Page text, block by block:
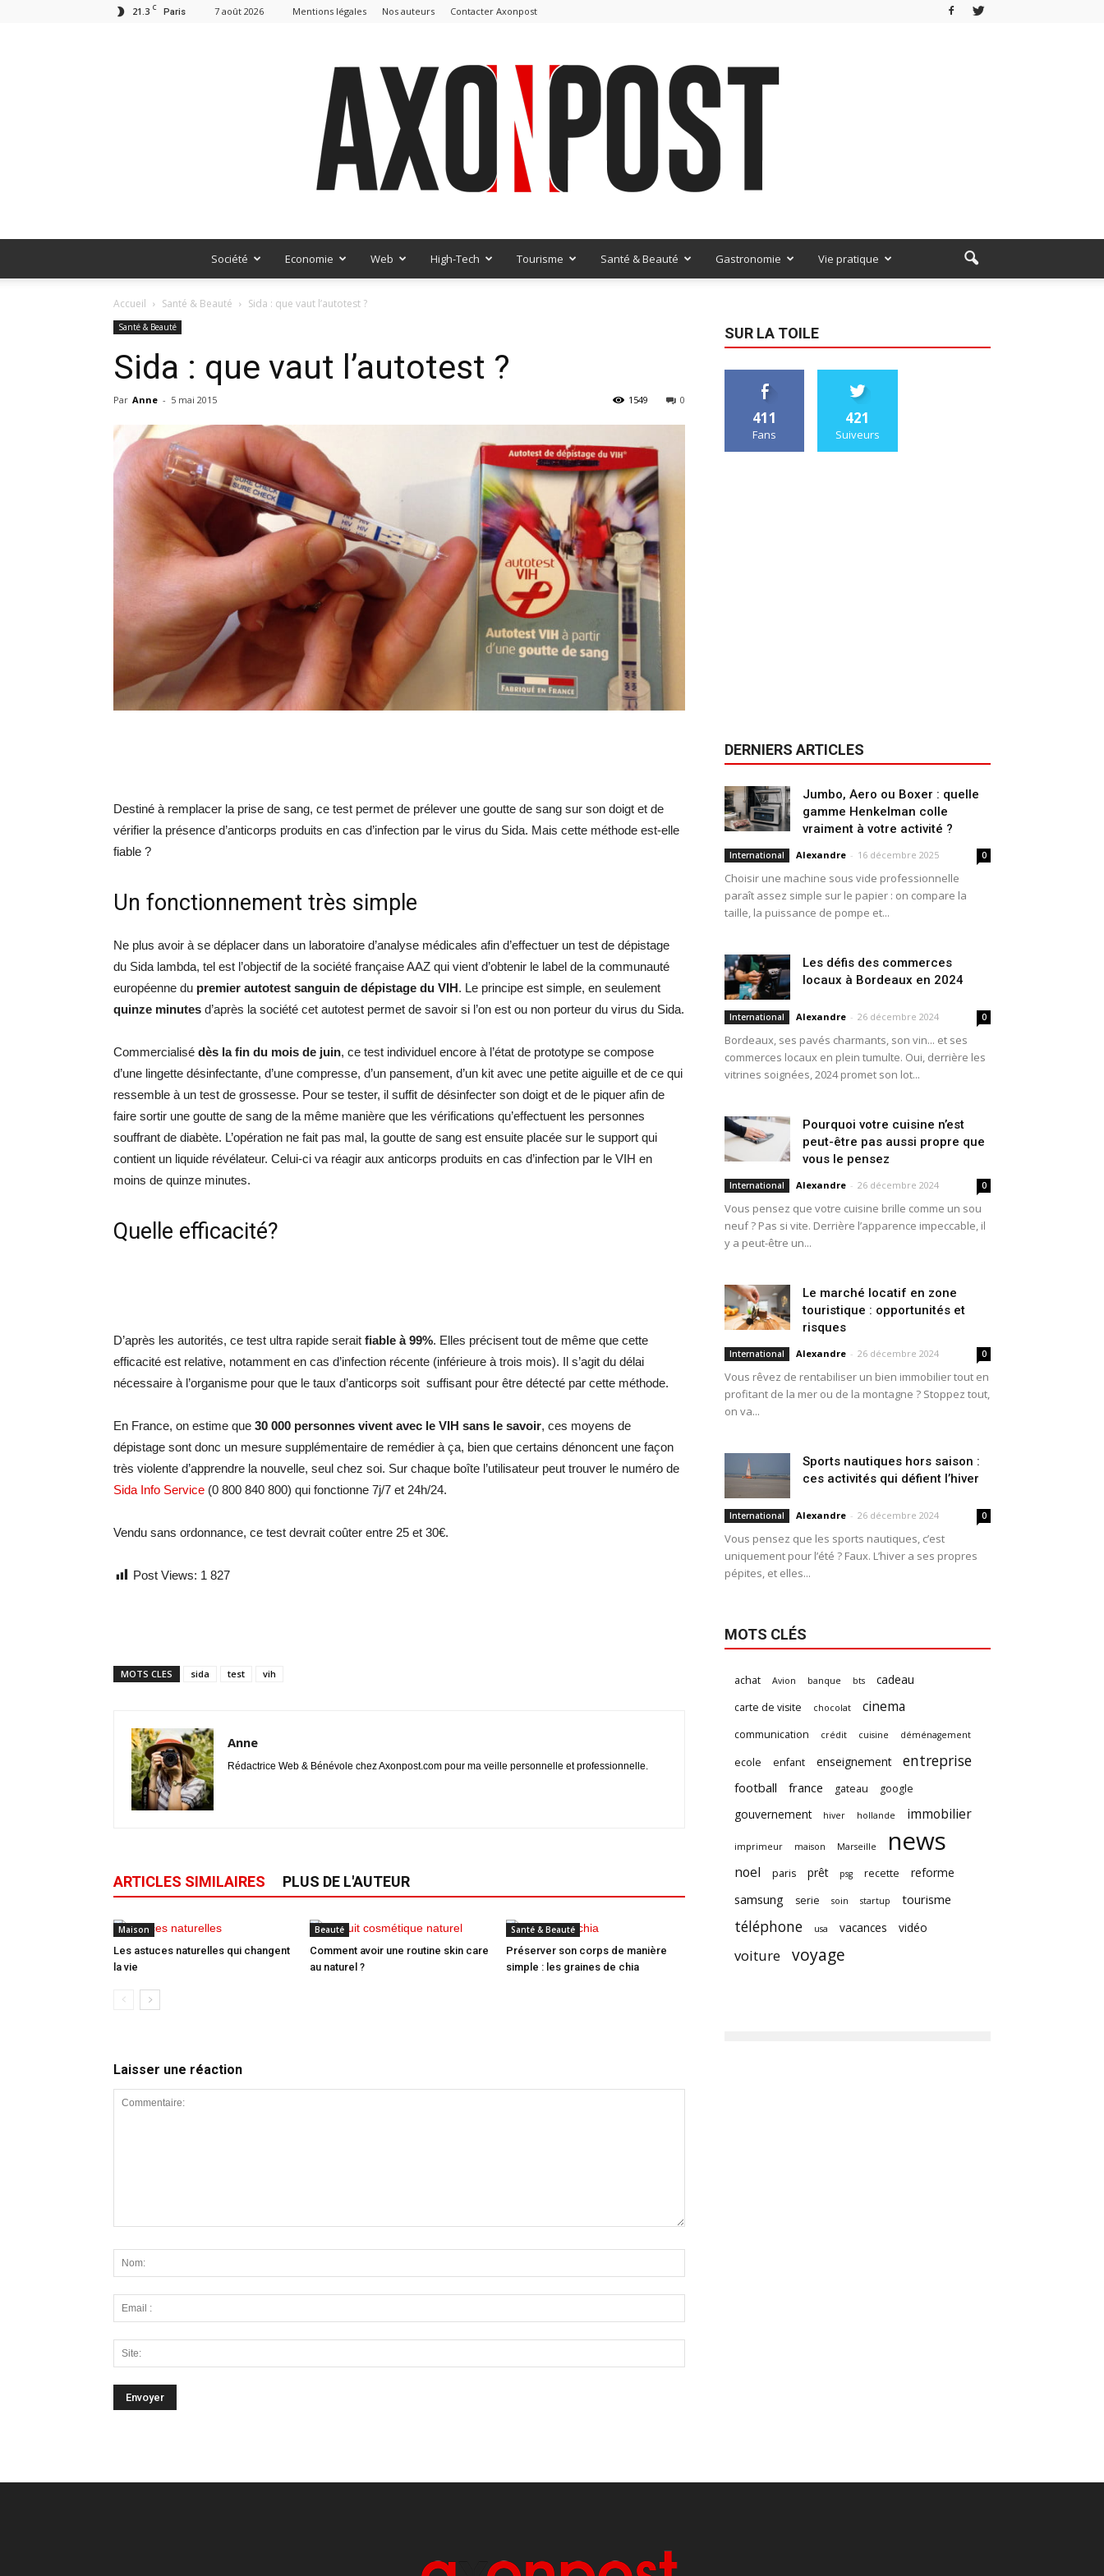
21.3 C Paris 7 août 2026 Mentions légales Nos auteurs Contacter Axonpost
Société Economie Web High-Tech Tourisme Santé & Beauté Gastronomie Vie pratique
Accueil Santé & Beauté Sida : que vaut l’autotest ?
Santé & Beauté
Sida : que vaut l’autotest ?
Par Anne - 5 mai 2015 0
1549
Destiné à remplacer la prise de sang, ce test permet de prélever une goutte de sang sur son doigt et de
vérifier la présence d’anticorps produits en cas d’infection par le virus du Sida. Mais cette méthode est-elle
fiable ?
Un fonctionnement très simple
Ne plus avoir à se déplacer dans un laboratoire d’analyse médicales afin d’effectuer un test de dépistage
du Sida lambda, tel est l’objectif de la société française AAZ qui vient d’obtenir le label de la communauté
européenne du premier autotest sanguin de dépistage du VIH. Le principe est simple, en seulement
quinze minutes d’après la société cet autotest permet de savoir si l’on est ou non porteur du virus du Sida.
Commercialisé dès la fin du mois de juin, ce test individuel encore à l’état de prototype se compose
d’une lingette désinfectante, d’une compresse, d’un pansement, d’un kit avec une petite aiguille et de ce qui
ressemble à un test de grossesse. Pour se tester, il suffit de désinfecter son doigt et de le piquer afin de
faire sortir une goutte de sang de la même manière que les vérifications qu’effectuent les personnes
souffrant de diabète. L’opération ne fait pas mal, la goutte de sang est ensuite placée sur le support qui
contient un liquide révélateur. Celui-ci va réagir aux anticorps produits en cas d’infection par le VIH en
moins de quinze minutes.
Quelle efficacité?
D’après les autorités, ce test ultra rapide serait fiable à 99%. Elles précisent tout de même que cette
efficacité est relative, notamment en cas d’infection récente (inférieure à trois mois). Il s’agit du délai
nécessaire à l’organisme pour que le taux d’anticorps soit suffisant pour être détecté par cette méthode.
En France, on estime que 30 000 personnes vivent avec le VIH sans le savoir, ces moyens de
dépistage sont donc un mesure supplémentaire de remédier à ça, bien que certains dénoncent une façon
très violente d’apprendre la nouvelle, seul chez soi. Sur chaque boîte l’utilisateur peut trouver le numéro de
Sida Info Service (0 800 840 800) qui fonctionne 7j/7 et 24h/24.
Vendu sans ordonnance, ce test devrait coûter entre 25 et 30€.
Post Views: 1 827
MOTS CLES sida test vih
Anne
Rédactrice Web & Bénévole chez Axonpost.com pour ma veille personnelle et professionnelle.
ARTICLES SIMILAIRES PLUS DE L'AUTEUR
Maison
Les astuces naturelles qui changent
la vie
Beauté
Comment avoir une routine skin care
au naturel ?
Santé & Beauté
Préserver son corps de manière
simple : les graines de chia
Laisser une réaction
SUR LA TOILE
411
Fans
421
Suiveurs
DERNIERS ARTICLES
Jumbo, Aero ou Boxer : quelle
gamme Henkelman colle
vraiment à votre activité ?
International Alexandre - 16 décembre 2025 0
Choisir une machine sous vide professionnelle
paraît assez simple sur le papier : on compare la
taille, la puissance de pompe et...
Les défis des commerces
locaux à Bordeaux en 2024
International Alexandre - 26 décembre 2024 0
Bordeaux, ses pavés charmants, son vin... et ses
commerces locaux en plein tumulte. Oui, derrière les
vitrines soignées, 2024 promet son lot...
Pourquoi votre cuisine n’est
peut-être pas aussi propre que
vous le pensez
International Alexandre - 26 décembre 2024 0
Vous pensez que votre cuisine brille comme un sou
neuf ? Pas si vite. Derrière l’apparence impeccable, il
y a peut-être un...
Le marché locatif en zone
touristique : opportunités et
risques
International Alexandre - 26 décembre 2024 0
Vous rêvez de rentabiliser un bien immobilier tout en
profitant de la mer ou de la montagne ? Stoppez tout,
on va...
Sports nautiques hors saison :
ces activités qui défient l’hiver
International Alexandre - 26 décembre 2024 0
Vous pensez que les sports nautiques, c’est
uniquement pour l’été ? Faux. L’hiver a ses propres
pépites, et elles...
MOTS CLÉS
achat Avion banque bts cadeau
carte de visite chocolat cinema
communication crédit cuisine déménagement
ecole enfant enseignement entreprise
football france gateau google
gouvernement hiver hollande immobilier
imprimeur maison Marseille news
noel paris prêt psg recette reforme
samsung serie soin startup tourisme
téléphone usa vacances vidéo
voiture voyage